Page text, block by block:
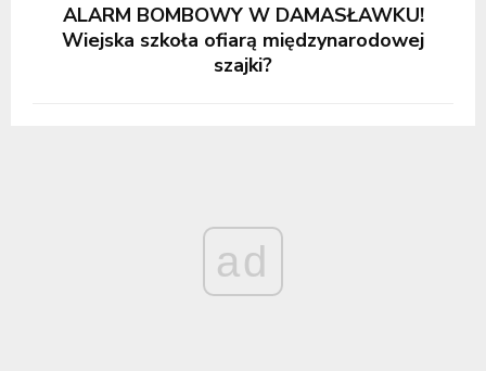
ALARM BOMBOWY W DAMASŁAWKU!
Wiejska szkoła ofiarą międzynarodowej
szajki?
ad